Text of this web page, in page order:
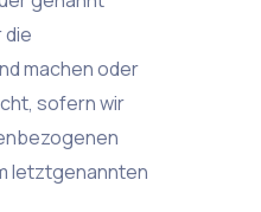
die
machen oder
sofern wir
letztgenannten